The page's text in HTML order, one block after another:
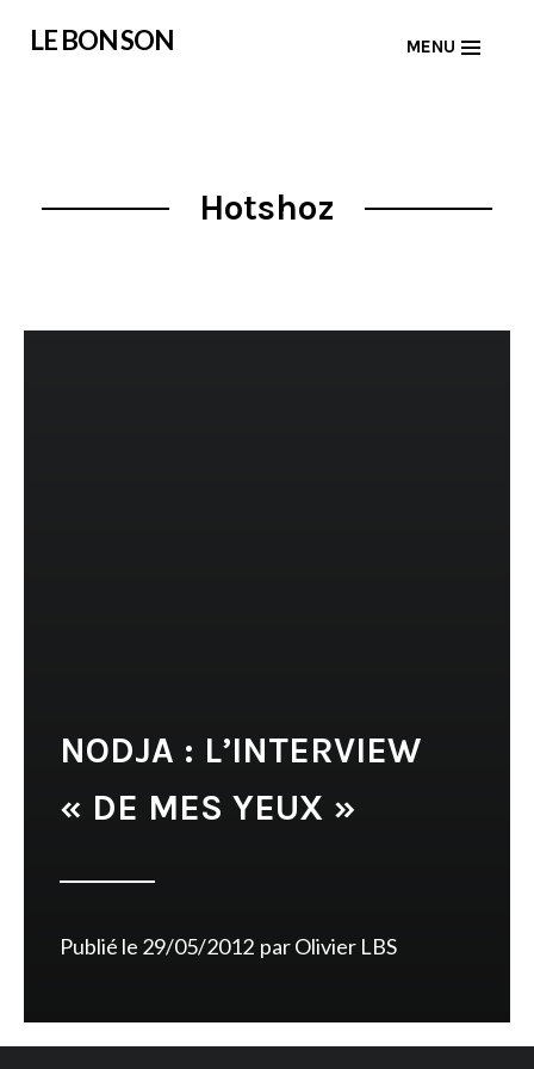
LE BON SON MENU
Hotshoz
NODJA : L’INTERVIEW
« DE MES YEUX »
Publié le 29/05/2012 parOlivier LBS